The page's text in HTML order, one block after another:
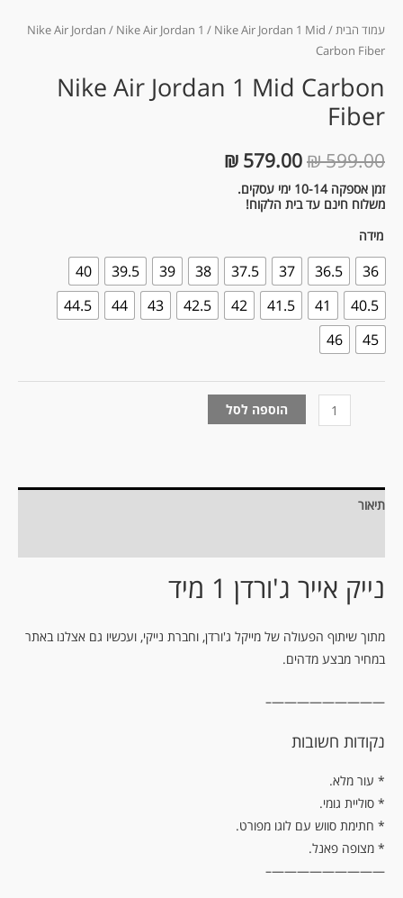
עמוד הבית/
Nike Air Jordan / Nike Air Jordan 1 / Nike Air Jordan 1 Mid
Carbon Fiber
Nike Air Jordan 1 Mid Carbon
Fiber
₪599.00
₪ 579.00
זמן אספקה 10-14 ימי עסקים.
משלוח חינם עד בית הלקוח!
מידה
36
36.5
37
37.5
38
39
39.5
40
40.5
41
41.5
42
42.5
43
44
44.5
45
46
הוספה לסל
תיאור
נייק אייר ג'ורדן 1 מיד
מתוך שיתוף הפעולה של מייקל ג'ורדן, וחברת נייקי, ועכשיו גם אצלנו באתר
במחיר מבצע מדהים.
—————————–
נקודות חשובות
.עור מלא *
* סוליית גומי.
* חתימת סווש עם לוגו מפורט.
* מצופה פאנל.
—————————–